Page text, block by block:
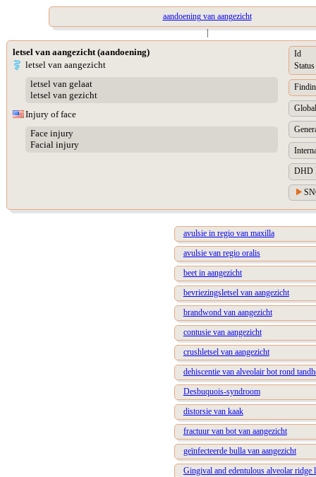
aandoening van aangezicht
|
letsel van aangezicht (aandoening)
letsel van aangezicht
letsel van gelaat
letsel van gezicht
Injury of face
Face injury
Facial injury
Id
Status
DHD
avulsie in regio van maxilla
avulsie van regio oralis
beet in aangezicht
bevriezingsletsel van aangezicht
brandwond van aangezicht
contusie van aangezicht
crushletsel van aangezicht
dehiscentie van alveolair bot rond
Desbuquois-syndroom
distorsie van kaak
fractuur van bot van aangezicht
geïnfecteerde bulla van aangezicht
Gingival and edentulous alveolar ridge